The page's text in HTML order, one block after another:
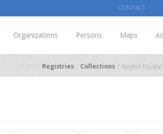
CONTACT
Organizations Persons Maps
Registries Collections Αρχείο